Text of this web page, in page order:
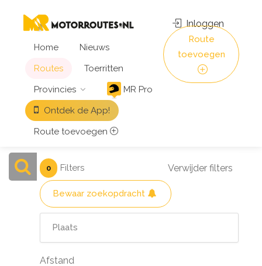
Home
Nieuws
Routes
Toerritten
Provincies
MR Pro
Ontdek de App!
Route toevoegen
Inloggen
Route
toevoegen
0 Filters Verwijder filters
Bewaar zoekopdracht
Afstand